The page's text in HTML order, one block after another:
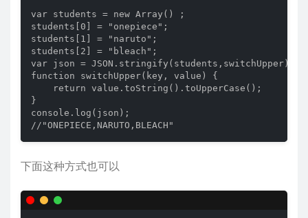
var students = new Array() ;
students[0] = "onepiece";
students[1] = "naruto";
students[2] = "bleach";
var json = JSON.stringify(students,switchUpper);
function switchUpper(key, value) {
    return value.toString().toUpperCase();
}
console.log(json);
//"ONEPIECE,NARUTO,BLEACH"
下面这种方式也可以